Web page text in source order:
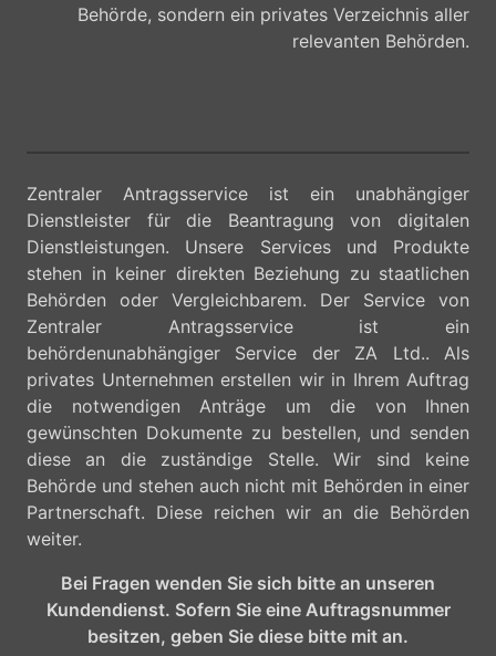
Behörde, sondern ein privates Verzeichnis aller
relevanten Behörden.
Zentraler Antragsservice ist ein unabhängiger
Dienstleister für die Beantragung von digitalen
Dienstleistungen. Unsere Services und Produkte
stehen in keiner direkten Beziehung zu staatlichen
Behörden oder Vergleichbarem. Der Service von
Zentraler Antragsservice ist ein
behördenunabhängiger Service der ZA Ltd.. Als
privates Unternehmen erstellen wir in Ihrem Auftrag
die notwendigen Anträge um die von Ihnen
gewünschten Dokumente zu bestellen, und senden
diese an die zuständige Stelle. Wir sind keine
Behörde und stehen auch nicht mit Behörden in einer
Partnerschaft. Diese reichen wir an die Behörden
weiter.
Bei Fragen wenden Sie sich bitte an unseren
Kundendienst. Sofern Sie eine Auftragsnummer
besitzen, geben Sie diese bitte mit an.